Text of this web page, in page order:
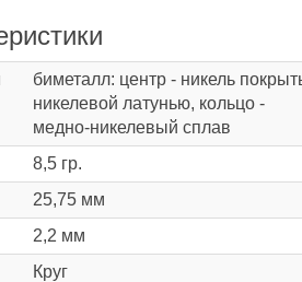
биметалл: центр - никель
никелевой латунью, кольцо -
медно-никелевый сплав
8,5 гр.
25,75 мм
2,2 мм
Круг